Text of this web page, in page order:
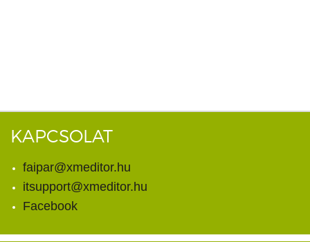
KAPCSOLAT
faipar@xmeditor.hu
itsupport@xmeditor.hu
Facebook